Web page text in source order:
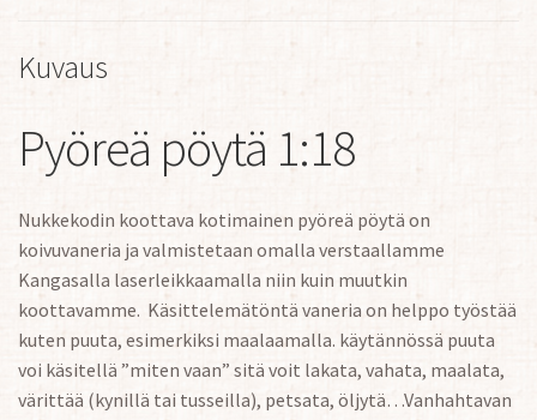
Kuvaus
Pyöreä pöytä 1:18
Nukkekodin koottava kotimainen pyöreä pöytä on
koivuvaneria ja valmistetaan omalla verstaallamme
Kangasalla laserleikkaamalla niin kuin muutkin
koottavamme. Käsittelemätöntä vaneria on helppo työstää
kuten puuta, esimerkiksi maalaamalla. käytännössä puuta
voi käsitellä ”miten vaan” sitä voit lakata, vahata, maalata,
värittää (kynillä tai tusseilla), petsata, öljytä…Vanhahtavan